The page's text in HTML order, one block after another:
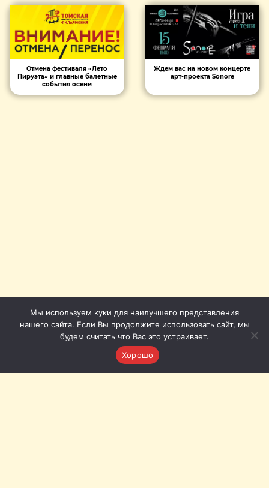
Отмена фестиваля «Лето
Пируэта» и главные балетные
события осени
Ждем вас на новом концерте
арт-проекта Sonore
Мы используем куки для наилучшего представления
нашего сайта. Если Вы продолжите использовать сайт, мы
будем считать что Вас это устраивает.
Хорошо